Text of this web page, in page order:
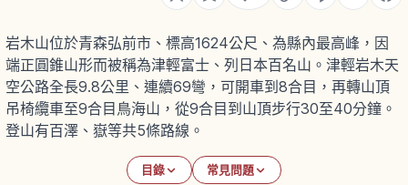
岩木山位於青森弘前市、標高1624公尺、為縣內最高峰，因
端正圓錐山形而被稱為津輕富士、列日本百名山。津輕岩木天
空公路全長9.8公里、連續69彎，可開車到8合目，再轉山頂
吊椅纜車至9合目鳥海山，從9合目到山頂步行30至40分鐘。
登山有百澤、嶽等共5條路線。
目錄 常見問題